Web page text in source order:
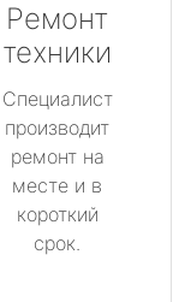
Ремонт
техники
Специалист
производит
ремонт на
месте и в
короткий
срок.